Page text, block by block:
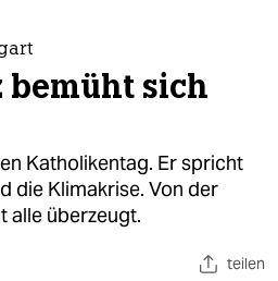
bemüht sich
Katholikentag. Er spricht
die Klimakrise. Von der
alle überzeugt.
teilen